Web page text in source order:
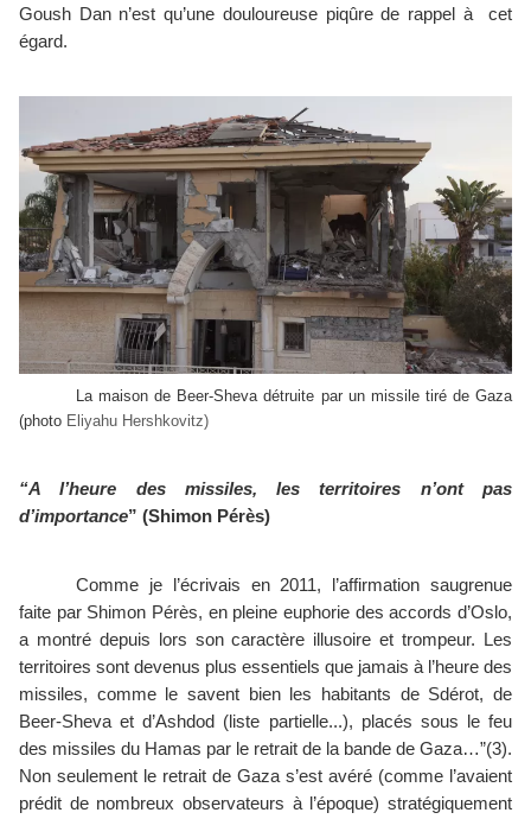
Goush Dan n’est qu’une douloureuse piqûre de rappel à  cet
égard.
La maison de Beer-Sheva détruite par un missile tiré de Gaza
(photo Eliyahu Hershkovitz)
“A l’heure des missiles, les territoires n’ont pas
d’importance” (Shimon Pérès)
Comme je l’écrivais en 2011, l’affirmation saugrenue
faite par Shimon Pérès, en pleine euphorie des accords d’Oslo,
a montré depuis lors son caractère illusoire et trompeur. Les
territoires sont devenus plus essentiels que jamais à l’heure des
missiles, comme le savent bien les habitants de Sdérot, de
Beer-Sheva et d’Ashdod (liste partielle...), placés sous le feu
des missiles du Hamas par le retrait de la bande de Gaza…”(3).
Non seulement le retrait de Gaza s’est avéré (comme l’avaient
prédit de nombreux observateurs à l’époque) stratégiquement